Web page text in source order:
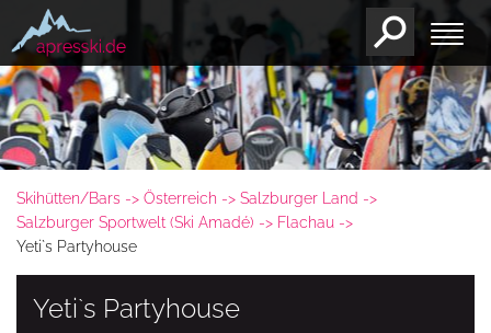
Skihütten/Bars Österreich
Salzburger Land
Salzburger Sportwelt (Ski Amadé)
Flachau
Yeti`s Partyhouse
Yeti`s Partyhouse